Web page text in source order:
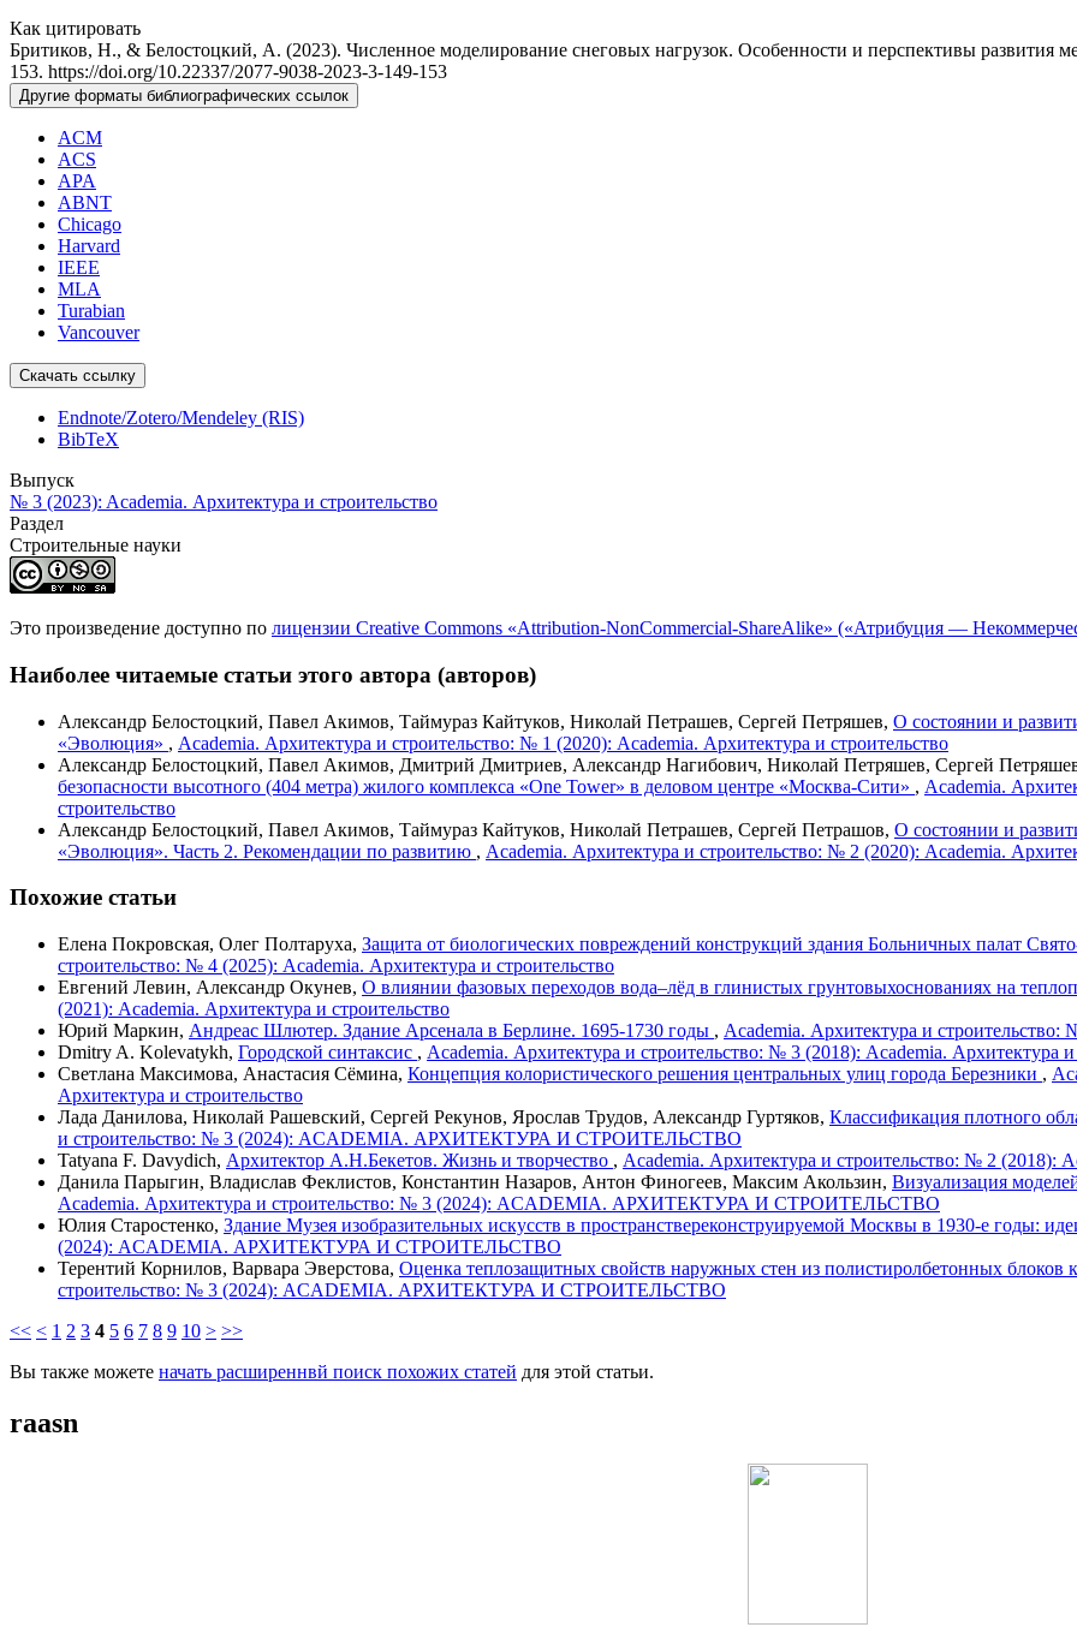
Как цитировать
Бритиков, Н., & Белостоцкий, А. (2023). Численное моделирование снеговых нагрузок. Особенности и перспективы развития
153. https://doi.org/10.22337/2077-9038-2023-3-149-153
Другие форматы библиографических ссылок
ACM
ACS
APA
ABNT
Chicago
Harvard
IEEE
MLA
Turabian
Vancouver
Скачать ссылку
Endnote/Zotero/Mendeley (RIS)
BibTeX
Выпуск
№ 3 (2023): Academia. Архитектура и строительство
Раздел
Cтроительные науки
Это произведение доступно по лицензии Creative Commons «Attribution-NonCommercial-ShareAlike» («Атрибуция —
Наиболее читаемые статьи этого автора (авторов)
Александр Белостоцкий, Павел Акимов, Таймураз Кайтуков, Николай Петрашев, Сергей Петряшев, О состоянии и
«Эволюция» , Academia. Архитектура и строительство: № 1 (2020): Academia. Архитектура и строительство
Александр Белостоцкий, Павел Акимов, Дмитрий Дмитриев, Александр Нагибович, Николай Петряшев, Сергей
безопасности высотного (404 метра) жилого комплекса «One Tower» в деловом центре «Москва-Сити» , Academia.
строительство
Александр Белостоцкий, Павел Акимов, Таймураз Кайтуков, Николай Петрашев, Сергей Петрашов, О состоянии и
«Эволюция». Часть 2. Рекомендации по развитию , Academia. Архитектура и строительство: № 2 (2020): Academia.
Похожие статьи
Елена Покровская, Олег Полтаруха, Защита от биологических повреждений конструкций здания Больничных палат
строительство: № 4 (2025): Academia. Архитектура и строительство
Евгений Левин, Александр Окунев, О влиянии фазовых переходов вода–лёд в глинистых грунтовыхоснованиях на
(2021): Academia. Архитектура и строительство
Юрий Маркин, Андреас Шлютер. Здание Арсенала в Берлине. 1695-1730 годы , Academia. Архитектура и строительство:
Dmitry A. Kolevatykh, Городской синтаксис , Academia. Архитектура и строительство: № 3 (2018): Academia. Архитектура и
Светлана Максимова, Анастасия Сёмина, Концепция колористического решения центральных улиц города Березники ,
Архитектура и строительство
Лада Данилова, Николай Рашевский, Сергей Рекунов, Ярослав Трудов, Александр Гуртяков, Классификация плотного
и строительство: № 3 (2024): ACADEMIA. АРХИТЕКТУРА И СТРОИТЕЛЬСТВО
Tatyana F. Davydich, Архитектор А.Н.Бекетов. Жизнь и творчество , Academia. Архитектура и строительство: № 2 (2018):
Данила Парыгин, Владислав Феклистов, Константин Назаров, Антон Финогеев, Максим Акользин, Визуализация
Academia. Архитектура и строительство: № 3 (2024): ACADEMIA. АРХИТЕКТУРА И СТРОИТЕЛЬСТВО
Юлия Старостенко, Здание Музея изобразительных искусств в пространствереконструируемой Москвы в 1930-е годы:
(2024): ACADEMIA. АРХИТЕКТУРА И СТРОИТЕЛЬСТВО
Терентий Корнилов, Варвара Эверстова, Оценка теплозащитных свойств наружных стен из полистиролбетонных блоков
строительство: № 3 (2024): ACADEMIA. АРХИТЕКТУРА И СТРОИТЕЛЬСТВО
<< < 1 2 3 4 5 6 7 8 9 10 > >>
Вы также можете начать расширеннвй поиск похожих статей для этой статьи.
raasn